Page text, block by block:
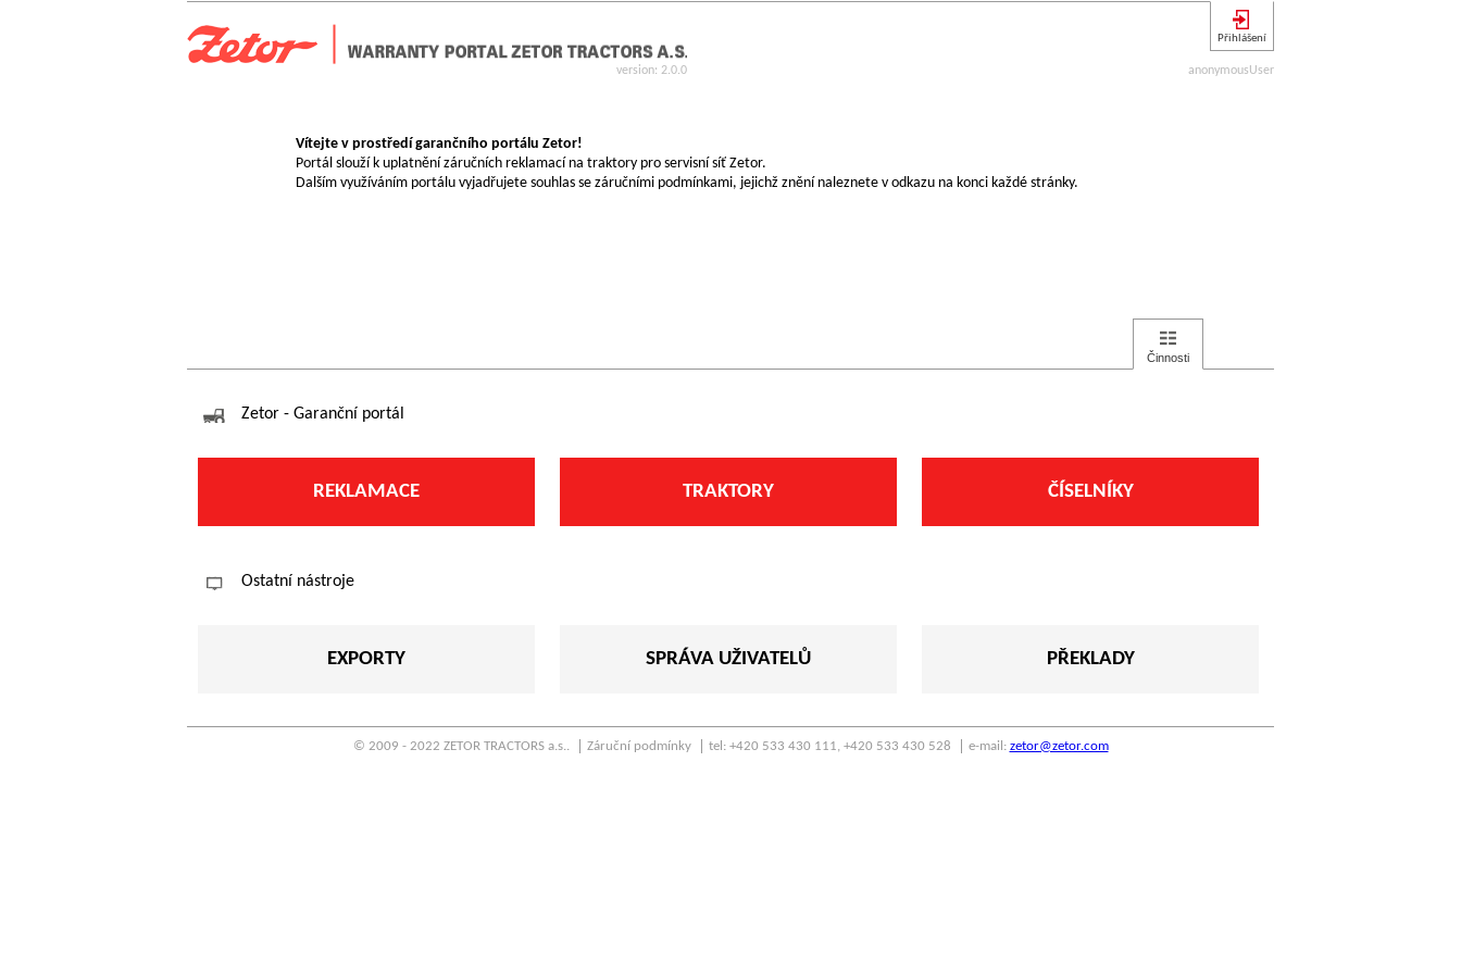
Přihlášení
anonymousUser
version: 2.0.0
Vítejte v prostředí garančního portálu Zetor!
Portál slouží k uplatnění záručních reklamací na traktory pro servisní síť Zetor.
Dalším využíváním portálu vyjadřujete souhlas se záručními podmínkami, jejichž znění naleznete v odkazu na konci každé stránky.
Činnosti
Zetor - Garanční portál
REKLAMACE TRAKTORY ČÍSELNÍKY
Ostatní nástroje
EXPORTY SPRÁVA UŽIVATELŮ PŘEKLADY
© 2009 - 2022 ZETOR TRACTORS a.s.. Záruční podmínky tel: +420 533 430 111, +420 533 430 528 e-mail: zetor@zetor.com